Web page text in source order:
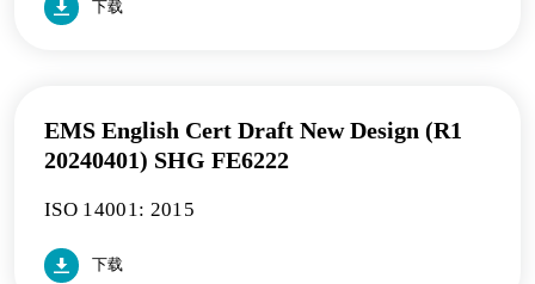
下载
EMS English Cert Draft New Design (R1
20240401) SHG FE6222
ISO 14001: 2015
下载